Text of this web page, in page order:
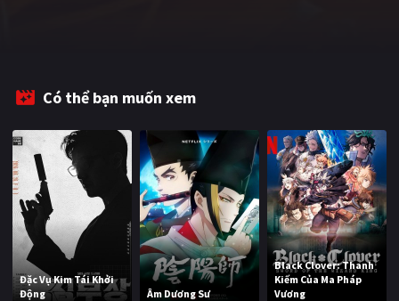
Có thể bạn muốn xem
Đặc Vụ Kim Tái Khởi
Động
Âm Dương Sư
Black Clover: Thanh
Kiếm Của Ma Pháp
Vương